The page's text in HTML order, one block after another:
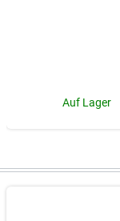
Auf Lager